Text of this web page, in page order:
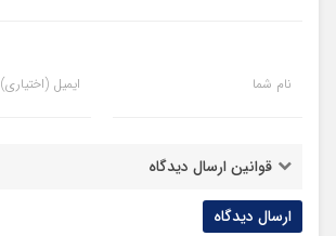
نام شما ایمیل (اختیاری)
قوانین ارسال دیدگاه